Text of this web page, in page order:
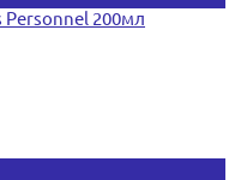
200мл